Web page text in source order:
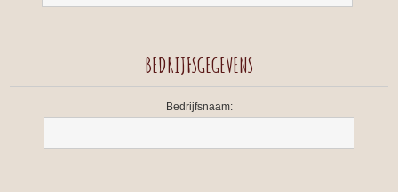
BEDRIJFSGEGEVENS
Bedrijfsnaam: